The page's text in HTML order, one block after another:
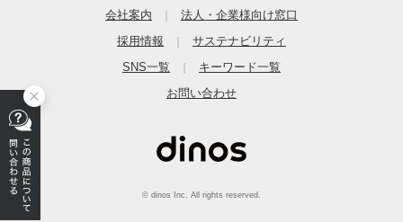
会社案内
法人・企業様向け窓口
採用情報
サステナビリティ
SNS一覧
キーワード一覧
お問い合わせ
© dinos Inc. All rights reserved.